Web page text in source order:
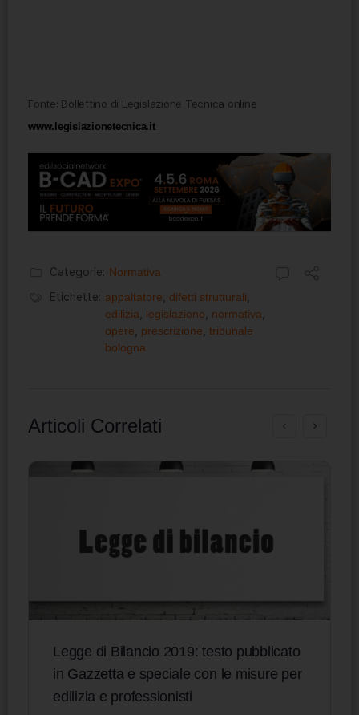
Fonte: Bollettino di Legislazione Tecnica online
www.legislazionetecnica.it
Categorie: Normativa
Etichette: appaltatore, difetti strutturali,
edilizia, legislazione, normativa,
opere, prescrizione, tribunale
bologna
Articoli Correlati
Legge di Bilancio 2019: testo pubblicato
in Gazzetta e speciale con le misure per
edilizia e professionisti